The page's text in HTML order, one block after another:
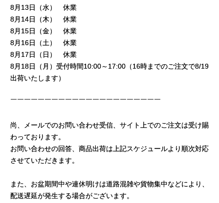
8月13日（水） 休業
8月14日（木） 休業
8月15日（金） 休業
8月16日（土） 休業
8月17日（日） 休業
8月18日（月）受付時間10:00～17:00（16時までのご注文で8/19
出荷いたします）
￣￣￣￣￣￣￣￣￣￣￣￣￣￣￣￣￣￣￣￣￣￣
尚、メールでのお問い合わせ受信、サイト上でのご注文は受け賜
わっております。
お問い合わせの回答、商品出荷は上記スケジュールより順次対応
させていただきます。
また、お盆期間中や連休明けは道路混雑や貨物集中などにより、
配送遅延が発生する場合がございます。